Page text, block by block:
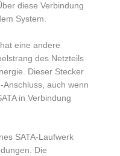
diese Verbindung
System.
eine andere
des Netzteils
Dieser Stecker
auch wenn
in Verbindung
SATA-Laufwerk
Die